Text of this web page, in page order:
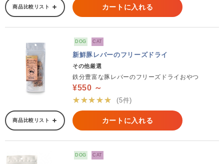
商品比較リスト カートに入れる
DOG CAT
新鮮豚レバーのフリーズドライ
その他厳選
鉄分豊富な豚レバーのフリーズドライおやつ
¥550 ～
★★★★★
(5件)
商品比較リスト カートに入れる
DOG CAT